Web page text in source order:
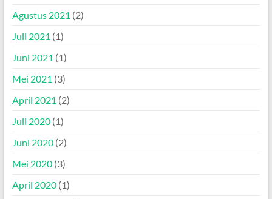
Agustus 2021 (2)
Juli 2021 (1)
Juni 2021 (1)
Mei 2021 (3)
April 2021 (2)
Juli 2020(1)
Juni 2020(2)
Mei 2020(3)
April 2020(1)